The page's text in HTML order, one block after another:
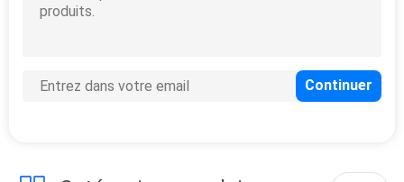
adhésifs imprimés